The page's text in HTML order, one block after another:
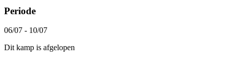
Periode
06/07 - 10/07
Dit kamp is afgelopen